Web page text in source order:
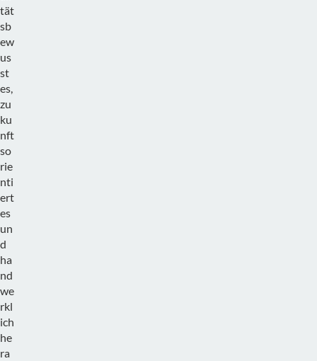
tät
sb
ew
us
st
es,
zu
ku
nft
so
rie
nti
ert
es
un
d
ha
nd
we
rkl
ich
he
ra